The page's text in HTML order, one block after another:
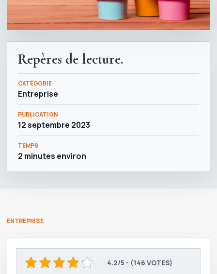
Repères de lecture.
CATÉGORIE
Entreprise
PUBLICATION
12 septembre 2023
TEMPS
2 minutes environ
ENTREPRISE
4.2/5 - (146 VOTES)